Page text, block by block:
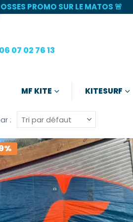
PROMO SUR LE MATOS 🚨
06 07 02 76 13
MF KITE KITESURF
: